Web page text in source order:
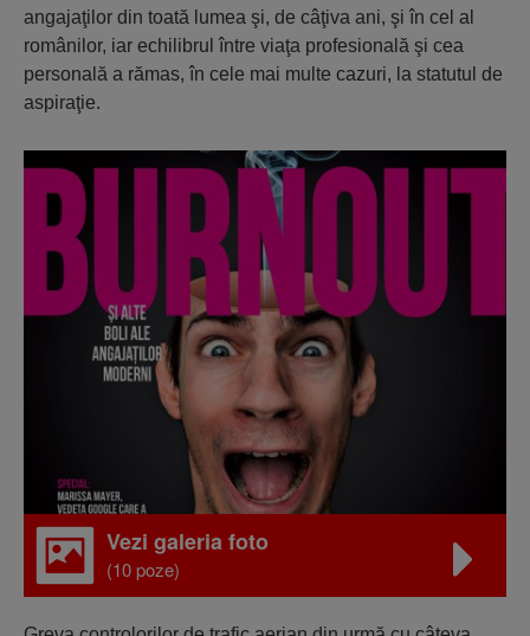
angajaţilor din toată lumea şi, de câţiva ani, şi în cel al
românilor, iar echilibrul între viaţa profesională şi cea
personală a rămas, în cele mai multe cazuri, la statutul de
aspiraţie.
Vezi galeria foto
(10 poze)